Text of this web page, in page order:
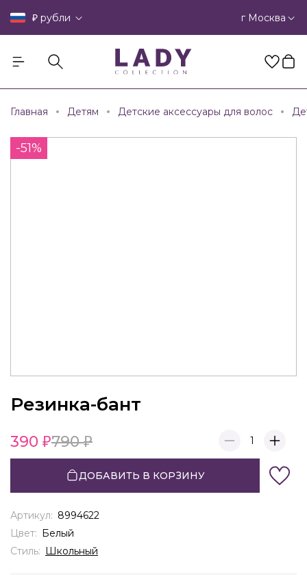
₽ рубли г Москва
Главная Детям Детские аксессуары для волос
-51%
Резинка-бант
390 790 1
ДОБАВИТЬ В КОРЗИНУ
Артикул: 8994622
Цвет: Белый
Стиль: Школьный